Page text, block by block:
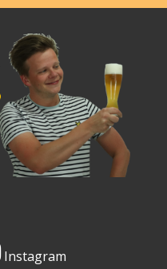
Instagram